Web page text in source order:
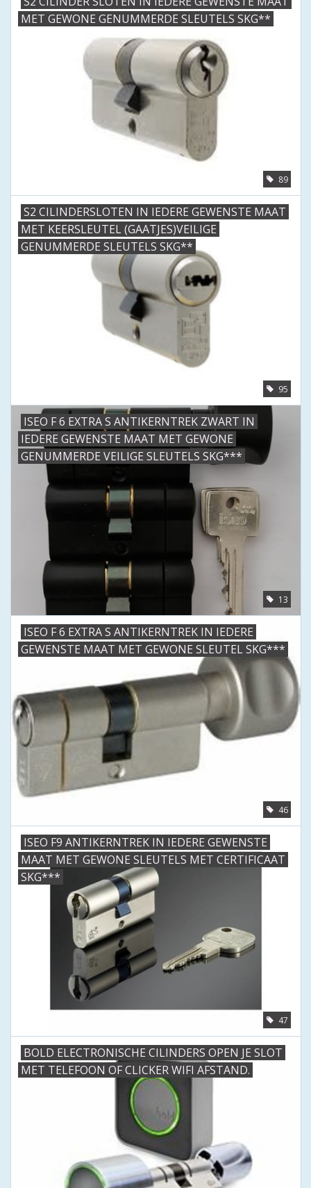
MET GEWONE GENUMMERDE SLEUTELS SKG**
89
S2 CILINDERSLOTEN IN IEDERE GEWENSTE MAAT
MET KEERSLEUTEL (GAATJES)VEILIGE
GENUMMERDE SLEUTELS SKG**
95
ISEO F 6 EXTRA S ANTIKERNTREK ZWART IN
IEDERE GEWENSTE MAAT MET GEWONE
GENUMMERDE VEILIGE SLEUTELS SKG***
13
ISEO F 6 EXTRA S ANTIKERNTREK IN IEDERE
GEWENSTE MAAT MET GEWONE SLEUTEL SKG***
46
ISEO F9 ANTIKERNTREK IN IEDERE GEWENSTE
MAAT MET GEWONE SLEUTELS MET CERTIFICAAT
SKG***
47
BOLD ELECTRONISCHE CILINDERS OPEN JE SLOT
MET TELEFOON OF CLICKER WIFI AFSTAND.